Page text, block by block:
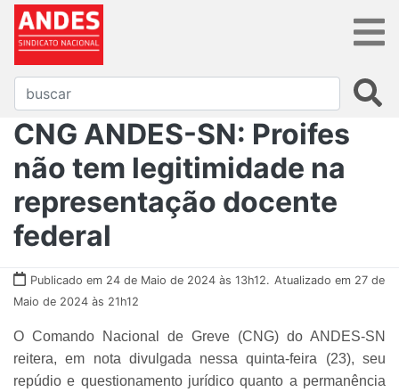
CNG ANDES-SN: Proifes
não tem legitimidade na
representação docente
federal
Publicado em 24 de Maio de 2024 às 13h12. Atualizado em 27 de
Maio de 2024 às 21h12
O Comando Nacional de Greve (CNG) do ANDES-SN
reitera, em nota divulgada nessa quinta-feira (23), seu
repúdio e questionamento jurídico quanto a permanência